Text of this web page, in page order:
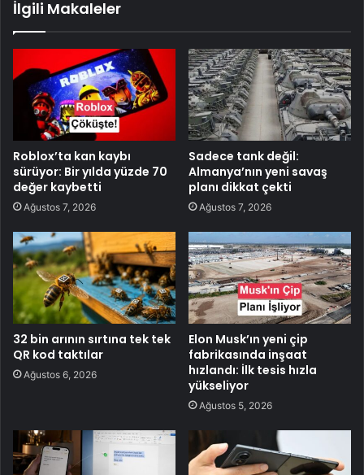
İlgili Makaleler
Roblox’ta kan kaybı
sürüyor: Bir yılda yüzde 70
değer kaybetti
Ağustos 7, 2026
Sadece tank değil:
Almanya’nın yeni savaş
planı dikkat çekti
Ağustos 7, 2026
32 bin arının sırtına tek tek
QR kod taktılar
Ağustos 6, 2026
Elon Musk’ın yeni çip
fabrikasında inşaat
hızlandı: İlk tesis hızla
yükseliyor
Ağustos 5, 2026